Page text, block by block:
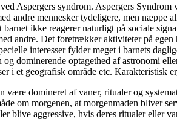
Aspergers syndrom. Aspergers
andre mennesker tydeligere, men næppe
ikke reagerer naturligt på sociale
andre. Det foretrækker aktiviteter på
interesser fylder meget i barnets
dominerende optagethed af astronomi
i et geografisk område etc. Karakteristisk
domineret af vaner, ritualer og
om morgenen, at morgenmaden bliver
blive aggressive, hvis deres ritualer eller